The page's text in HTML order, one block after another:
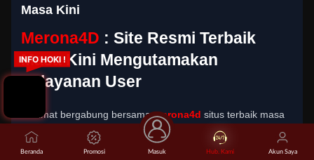
INFO HOKI !
Masa Kini
Merona4D : Site Resmi Terbaik
Masa Kini Mengutamakan
Pelayanan User
Selamat bergabung bersamamerona4d situs terbaik masa
kini yang hadir dengan performa optimal serta sistem
keamanan yang dibuat untuk memberikan kenyamanan
Beranda Promosi Masuk Hub. Kami Akun Saya